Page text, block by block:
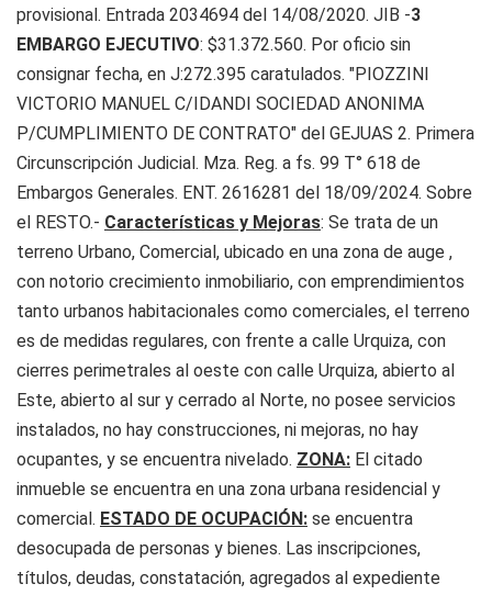
provisional. Entrada 2034694 del 14/08/2020. JIB -3
EMBARGO EJECUTIVO: $31.372.560. Por oficio sin
consignar fecha, en J:272.395 caratulados. "PIOZZINI
VICTORIO MANUEL C/IDANDI SOCIEDAD ANONIMA
P/CUMPLIMIENTO DE CONTRATO" del GEJUAS 2. Primera
Circunscripción Judicial. Mza. Reg. a fs. 99 T° 618 de
Embargos Generales. ENT. 2616281 del 18/09/2024. Sobre
el RESTO.- Características y Mejoras: Se trata de un
terreno Urbano, Comercial, ubicado en una zona de auge ,
con notorio crecimiento inmobiliario, con emprendimientos
tanto urbanos habitacionales como comerciales, el terreno
es de medidas regulares, con frente a calle Urquiza, con
cierres perimetrales al oeste con calle Urquiza, abierto al
Este, abierto al sur y cerrado al Norte, no posee servicios
instalados, no hay construcciones, ni mejoras, no hay
ocupantes, y se encuentra nivelado. ZONA: El citado
inmueble se encuentra en una zona urbana residencial y
comercial. ESTADO DE OCUPACIÓN: se encuentra
desocupada de personas y bienes. Las inscripciones,
títulos, deudas, constatación, agregados al expediente